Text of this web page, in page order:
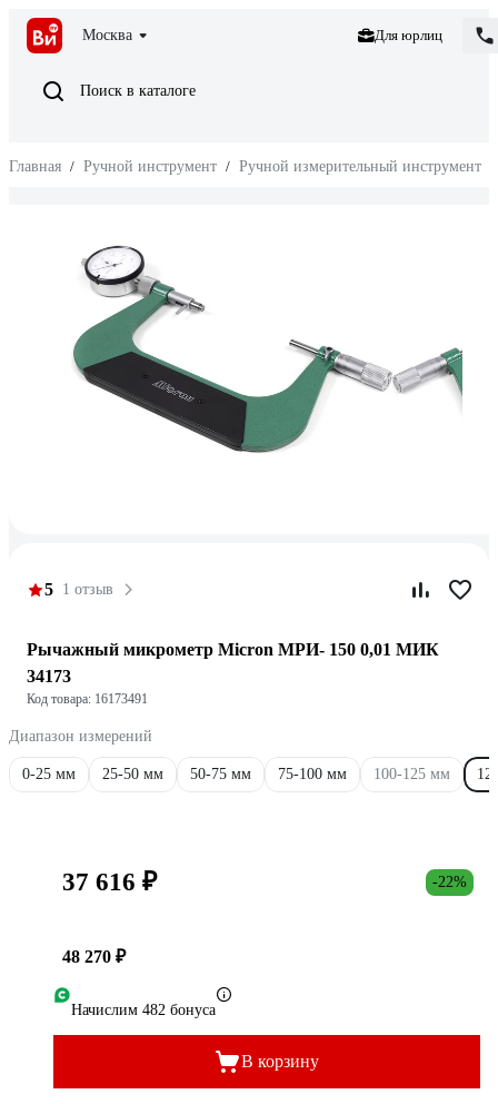
Москва Для юрлиц
Поиск в каталоге
Главная / Ручной инструмент / Ручной измерительный инструмент
5 1 отзыв
Рычажный микрометр Micron МРИ- 150 0,01 МИК
34173
Код товара: 16173491
Диапазон измерений
0-25 мм 25-50 мм 50-75 мм 75-100 мм 100-125 мм
37 616 ₽ -22%
48 270 ₽
Начислим 482 бонуса
В корзину